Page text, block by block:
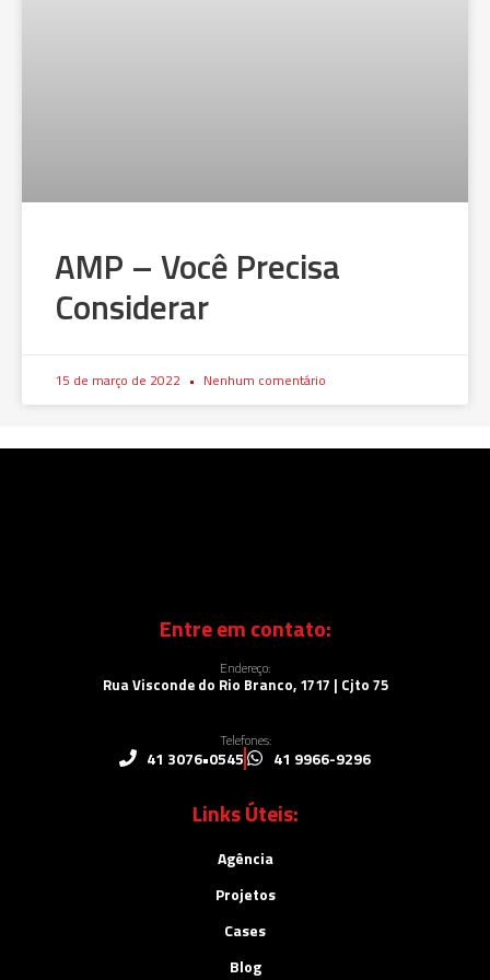
AMP – Você Precisa
Considerar
15 de março de 2022 Nenhum comentário
Entre em contato:
Endereço:
Rua Visconde do Rio Branco, 1717 | Cjto 75
Telefones:
41 3076•0545 41 9966-9296
Links Úteis:
Agência
Projetos
Cases
Blog